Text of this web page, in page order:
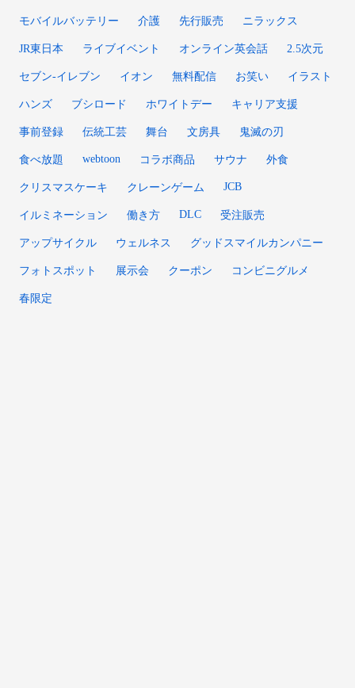
モバイルバッテリー 介護 先行販売 ニラックス
JR東日本 ライブイベント オンライン英会話 2.5次元
セブン-イレブン イオン 無料配信 お笑い イラスト
ハンズ ブシロード ホワイトデー キャリア支援
事前登録 伝統工芸 舞台 文房具 鬼滅の刃
食べ放題 webtoon コラボ商品 サウナ 外食
クリスマスケーキ クレーンゲーム JCB
イルミネーション 働き方 DLC 受注販売
アップサイクル ウェルネス グッドスマイルカンパニー
フォトスポット 展示会 クーポン コンビニグルメ
春限定